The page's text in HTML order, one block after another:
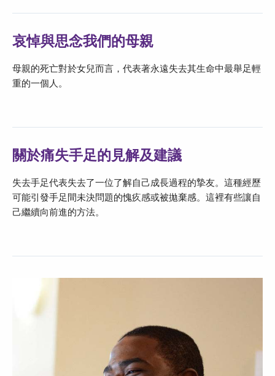
哀悼與思念我們的母親
母親的死亡對於女兒而言，代表著永遠失去其生命中最舉足輕
重的一個人。
關於痛失手足的見解及建議
失去手足代表失去了一位了解自己成長過程的摯友。這種經歷
可能引發手足間未決問題的愧疚感或被拋棄感。這裡有些讓自
己繼續向前進的方法。